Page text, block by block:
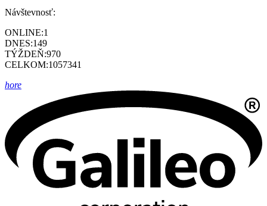
Návštevnosť:
ONLINE:1
DNES:149
TÝŽDEŇ:970
CELKOM:1057341
hore